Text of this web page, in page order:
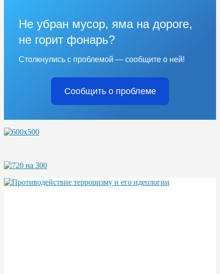
Не убран мусор, яма на дороге,
не горит фонарь?
Столкнулись с проблемой — сообщите о ней!
Сообщить о проблеме